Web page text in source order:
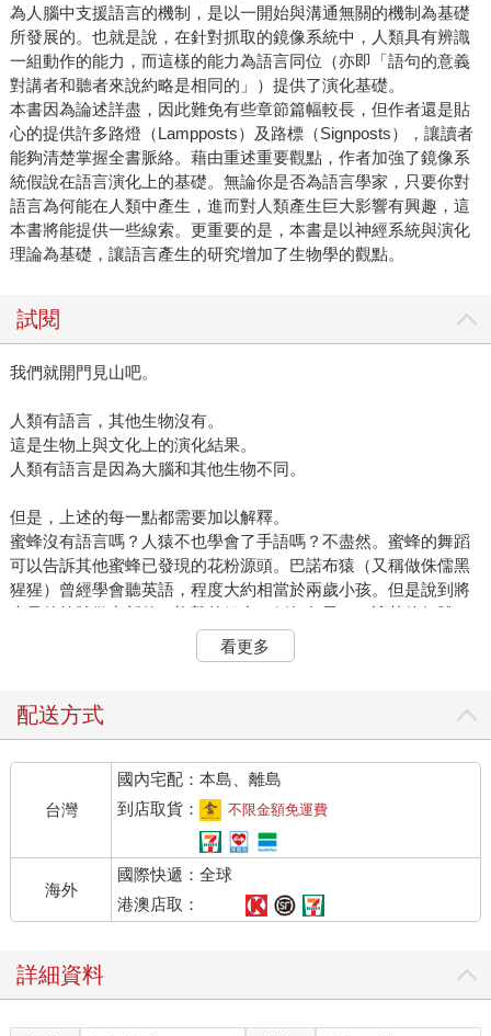
為人腦中支援語言的機制，是以一開始與溝通無關的機制為基礎
所發展的。也就是說，在針對抓取的鏡像系統中，人類具有辨識
一組動作的能力，而這樣的能力為語言同位（亦即「語句的意義
對講者和聽者來說約略是相同的」）提供了演化基礎。
本書因為論述詳盡，因此難免有些章節篇幅較長，但作者還是貼
心的提供許多路燈（Lampposts）及路標（Signposts），讓讀者
能夠清楚掌握全書脈絡。藉由重述重要觀點，作者加強了鏡像系
統假說在語言演化上的基礎。無論你是否為語言學家，只要你對
語言為何能在人類中產生，進而對人類產生巨大影響有興趣，這
本書將能提供一些線索。更重要的是，本書是以神經系統與演化
理論為基礎，讓語言產生的研究增加了生物學的觀點。
試閱
我們就開門見山吧。
人類有語言，其他生物沒有。
這是生物上與文化上的演化結果。
人類有語言是因為大腦和其他生物不同。
但是，上述的每一點都需要加以解釋。
蜜蜂沒有語言嗎？人猿不也學會了手語嗎？不盡然。蜜蜂的舞蹈
可以告訴其他蜜蜂已發現的花粉源頭。巴諾布猿（又稱做侏儒黑
猩猩）曾經學會聽英語，程度大約相當於兩歲小孩。但是說到將
大量的符號做出新的、複雜的組合（例如句子），讓其他個體了
解其意義（最好這個句子也真的有意義），那非人類就毫無勝
（譯註：gesture，作者使用這個詞來指稱臉部表情、身體與手部
類的語言雖然建立於我們靈長類近親的溝通系統，卻也和牠們的
系統有著截然不同的差異。所以本書的目標之一，是討論野生與
人類豢養的猴子和人猿，各是如何使用聲音、手勢，以及臉部表
情互相溝通。這樣一來，我們就能建立「原語言」
（protolangauge）的觀念，也就是我們遠古的祖先使用的溝通形
式，比現在非人類的靈長類使用的溝通方式更加豐富、開放，但
缺乏我們現在人類語言驚人的細膩與彈性。
那麼演化呢？有些人否認這一點，認為每個物種與生俱來的樣貌
變，而由此造成的某些變異體，繁殖成功的機會比較大。如果讓
細菌在醫院自由移動，隨機的變異會讓某些細菌對抗生素的抵抗
力特別強，所以這些抵抗力特別強的細菌，繁殖得會比較成功，
看更多
配送方式
台灣
國內宅配：本島、離島
到店取貨：
不限金額免運費
海外
國際快遞：全球
港澳店取：
詳細資料